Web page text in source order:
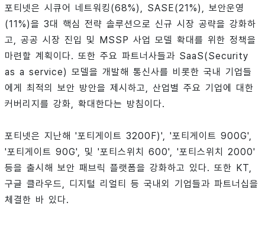
포티넷은 시큐어 네트워킹(68%), SASE(21%), 보안운영
(11%)을 3대 핵심 전략 솔루션으로 신규 시장 공략을 강화하
고, 공공 시장 진입 및 MSSP 사업 모델 확대를 위한 정책을
마련할 계획이다. 또한 주요 파트너사들과 SaaS(Security
as a service) 모델을 개발해 통신사를 비롯한 국내 기업들
에게 최적의 보안 방안을 제시하고, 산업별 주요 기업에 대한
커버리지를 강화, 확대한다는 방침이다.
포티넷은 지난해 '포티게이트 3200F)', '포티게이트 900G',
'포티게이트 90G', 및 '포티스위치 600', '포티스위치 2000'
등을 출시해 보안 패브릭 플랫폼을 강화하고 있다. 또한 KT,
구글 클라우드, 디지털 리얼티 등 국내외 기업들과 파트너십을
체결한 바 있다.